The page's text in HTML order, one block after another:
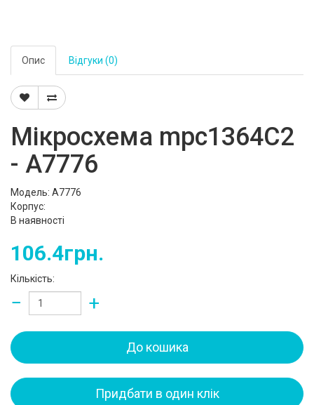
Опис Відгуки (0)
Мікросхема mpc1364C2
- A7776
Модель: A7776
Корпус:
В наявності
106.4грн.
Кількість:
− +
До кошика
Придбати в один клік